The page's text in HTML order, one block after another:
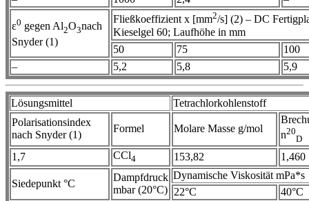
ε0 gegen Al2O3nach
Snyder (1)
Fließkoeffizient x [mm2/s] (2) – DC
Kieselgel 60; Laufhöhe in mm
50
75
100
–
5,2 5,8 5,9
Lösungsmittel
Tetrachlorkohlenstoff
Polarisationsindex
nach Snyder (1)
Formel Molare Masse g/mol
n20
D
1,7 CCl4 153,82 1,460
Siedepunkt °C
Dampfdruck
mbar (20°C)
Dynamische Viskosität mPa*s
22°C
40°C